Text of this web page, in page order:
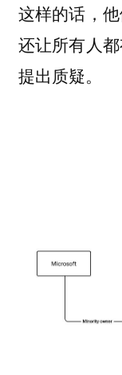
这样的话，
还让所有人
提出质疑。